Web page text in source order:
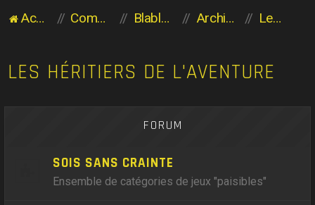
Accueil du forum Communauté des Planaviens Blabla entre Planaviens Archives Les héritiers de l'Aventure
LES HÉRITIERS DE L'AVENTURE
FORUM
SOIS SANS CRAINTE
Ensemble de catégories de jeux "paisibles"